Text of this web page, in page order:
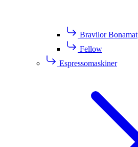
Bravilor Bonamat
Fellow
Espressomaskiner